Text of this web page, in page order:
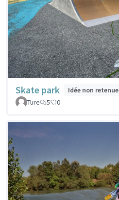
Skate park
Idée non
Ture
5 0